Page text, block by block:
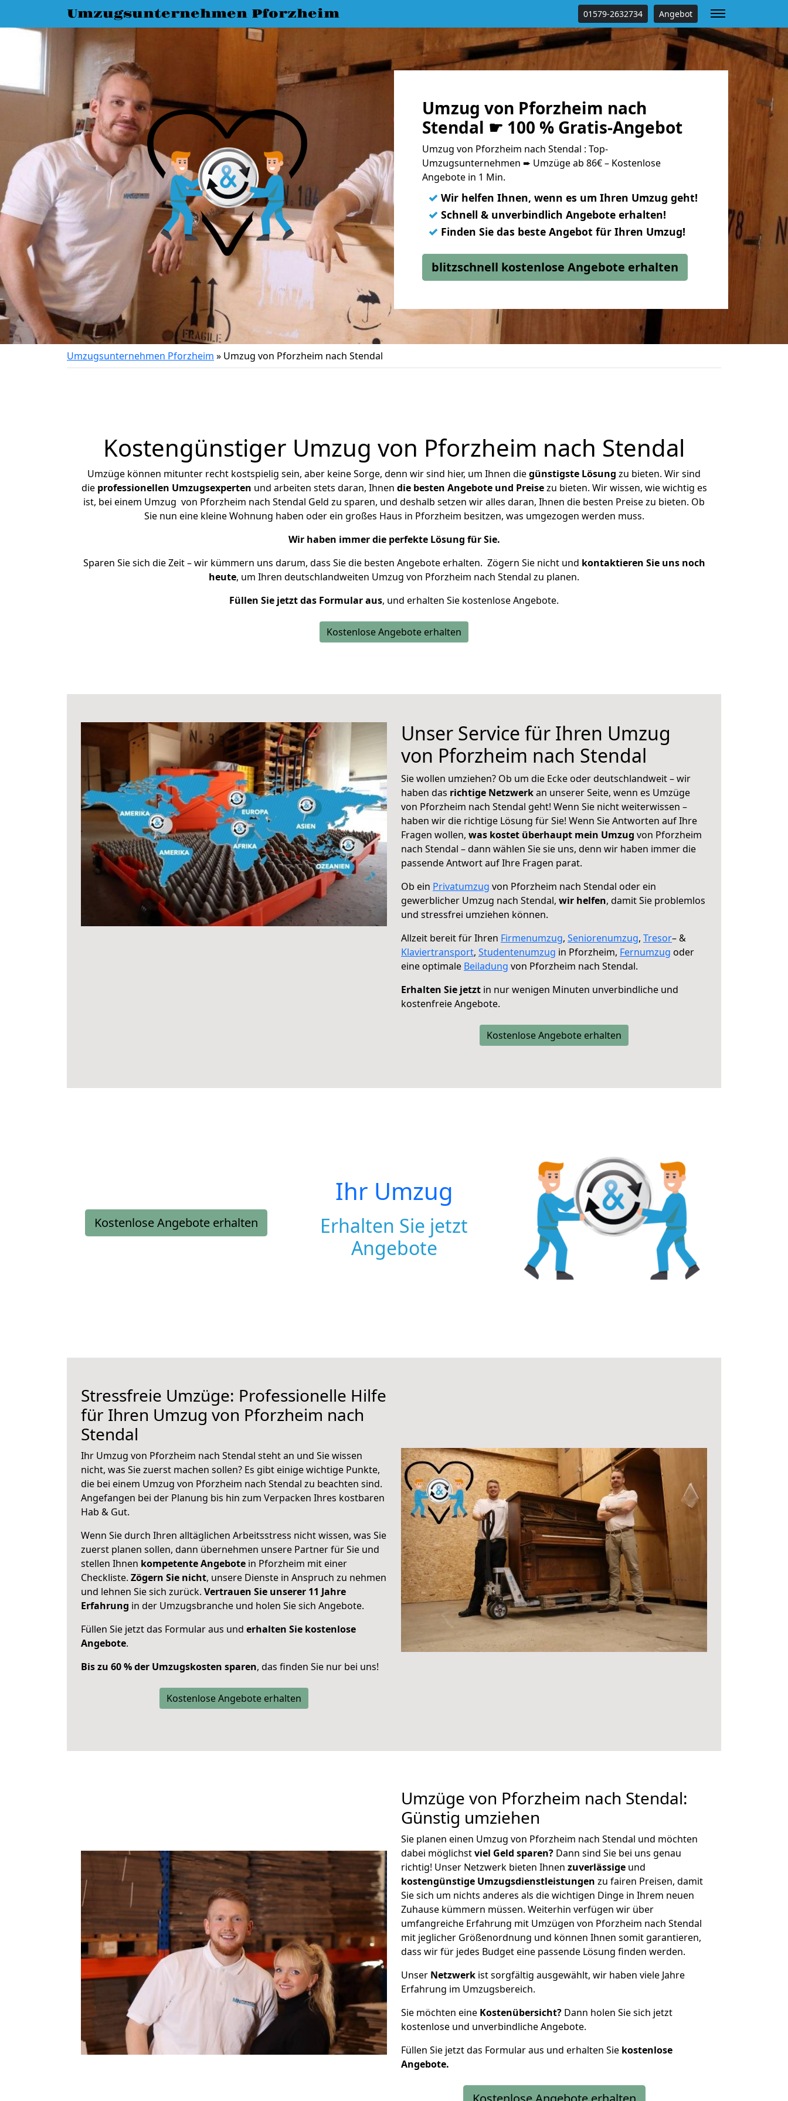
Umzugsunternehmen Pforzheim 01579-2632734 Angebot
Umzug von Pforzheim nach
Stendal ☛ 100 % Gratis-Angebot
Umzug von Pforzheim nach Stendal : Top-
Umzugsunternehmen ➨ Umzüge ab 86€ – Kostenlose
Angebote in 1 Min.
✓ Wir helfen Ihnen, wenn es um Ihren Umzug geht!
✓ Schnell & unverbindlich Angebote erhalten!
✓ Finden Sie das beste Angebot für Ihren Umzug!
blitzschnell kostenlose Angebote erhalten
Umzugsunternehmen Pforzheim » Umzug von Pforzheim nach Stendal
Kostengünstiger Umzug von Pforzheim nach Stendal
Umzüge können mitunter recht kostspielig sein, aber keine Sorge, denn wir sind hier, um Ihnen diegünstigste Lösung zu bieten. Wir sind
die professionellen Umzugsexperten und arbeiten stets daran, Ihnen die besten Angebote und Preisezu bieten. Wir wissen, wie wichtig es
ist, bei einem Umzug von Pforzheim nach Stendal Geld zu sparen, und deshalb setzen wir alles daran, Ihnen die besten Preise zu bieten. Ob
Sie nun eine kleine Wohnung haben oder ein großes Haus in Pforzheim besitzen, was umgezogen werden muss.
Wir haben immer die perfekte Lösung für Sie.
Sparen Sie sich die Zeit – wir kümmern uns darum, dass Sie die besten Angebote erhalten. Zögern Sie nicht und kontaktieren Sie uns noch
heute, um Ihren deutschlandweiten Umzug von Pforzheim nach Stendal zu planen.
Füllen Sie jetzt das Formular aus, und erhalten Sie kostenlose Angebote.
Kostenlose Angebote erhalten
Unser Service für Ihren Umzug
von Pforzheim nach Stendal
Sie wollen umziehen? Ob um die Ecke oder deutschlandweit – wir
haben das richtige Netzwerkan unserer Seite, wenn es Umzüge
von Pforzheim nach Stendal geht! Wenn Sie nicht weiterwissen –
haben wir die richtige Lösung für Sie! Wenn Sie Antworten auf Ihre
Fragen wollen, was kostet überhaupt mein Umzug von Pforzheim
nach Stendal – dann wählen Sie sie uns, denn wir haben immer die
passende Antwort auf Ihre Fragen parat.
Ob ein Privatumzug von Pforzheim nach Stendal oder ein
gewerblicher Umzug nach Stendal, wir helfen, damit Sie problemlos
und stressfrei umziehen können.
Allzeit bereit für Ihren Firmenumzug, Seniorenumzug, Tresor– &
Klaviertransport, Studentenumzug in Pforzheim, Fernumzug oder
eine optimale Beiladung von Pforzheim nach Stendal.
Erhalten Sie jetzt in nur wenigen Minuten unverbindliche und
kostenfreie Angebote.
Kostenlose Angebote erhalten
Kostenlose Angebote erhalten
Ihr Umzug
Erhalten Sie jetzt
Angebote
Stressfreie Umzüge: Professionelle Hilfe
für Ihren Umzug von Pforzheim nach
Stendal
Ihr Umzug von Pforzheim nach Stendal steht an und Sie wissen
nicht, was Sie zuerst machen sollen? Es gibt einige wichtige Punkte,
die bei einem Umzug von Pforzheim nach Stendal zu beachten sind.
Angefangen bei der Planung bis hin zum Verpacken Ihres kostbaren
Hab & Gut.
Wenn Sie durch Ihren alltäglichen Arbeitsstress nicht wissen, was Sie
zuerst planen sollen, dann übernehmen unsere Partner für Sie und
stellen Ihnen kompetente Angebote in Pforzheim mit einer
Checkliste. Zögern Sie nicht, unsere Dienste in Anspruch zu nehmen
und lehnen Sie sich zurück. Vertrauen Sie unserer 11 Jahre
Erfahrung in der Umzugsbranche und holen Sie sich Angebote.
Füllen Sie jetzt das Formular aus und erhalten Sie kostenlose
Angebote.
Bis zu 60 % der Umzugskosten sparen, das finden Sie nur bei uns!
Kostenlose Angebote erhalten
Umzüge von Pforzheim nach Stendal:
Günstig umziehen
Sie planen einen Umzug von Pforzheim nach Stendal und möchten
dabei möglichstviel Geld sparen? Dann sind Sie bei uns genau
richtig! Unser Netzwerk bieten Ihnen zuverlässige und
kostengünstige Umzugsdienstleistungen zu fairen Preisen, damit
Sie sich um nichts anderes als die wichtigen Dinge in Ihrem neuen
Zuhause kümmern müssen. Weiterhin verfügen wir über
umfangreiche Erfahrung mit Umzügen von Pforzheim nach Stendal
mit jeglicher Größenordnung und können Ihnen somit garantieren,
dass wir für jedes Budget eine passende Lösung finden werden.
Unser Netzwerk ist sorgfältig ausgewählt, wir haben viele Jahre
Erfahrung im Umzugsbereich.
Sie möchten eine Kostenübersicht? Dann holen Sie sich jetzt
kostenlose und unverbindliche Angebote.
Füllen Sie jetzt das Formular aus und erhalten Sie kostenlose
Angebote.